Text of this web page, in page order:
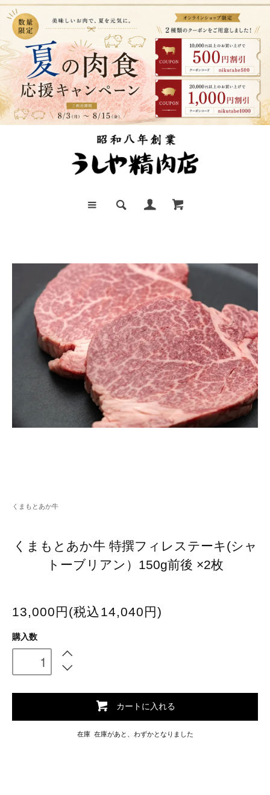
くまもとあか牛
くまもとあか牛 特撰フィレステーキ(シャ
トーブリアン）150g前後 ×2枚
13,000円(税込14,040円)
購入数
カートに入れる
在庫 在庫があと、わずかとなりました